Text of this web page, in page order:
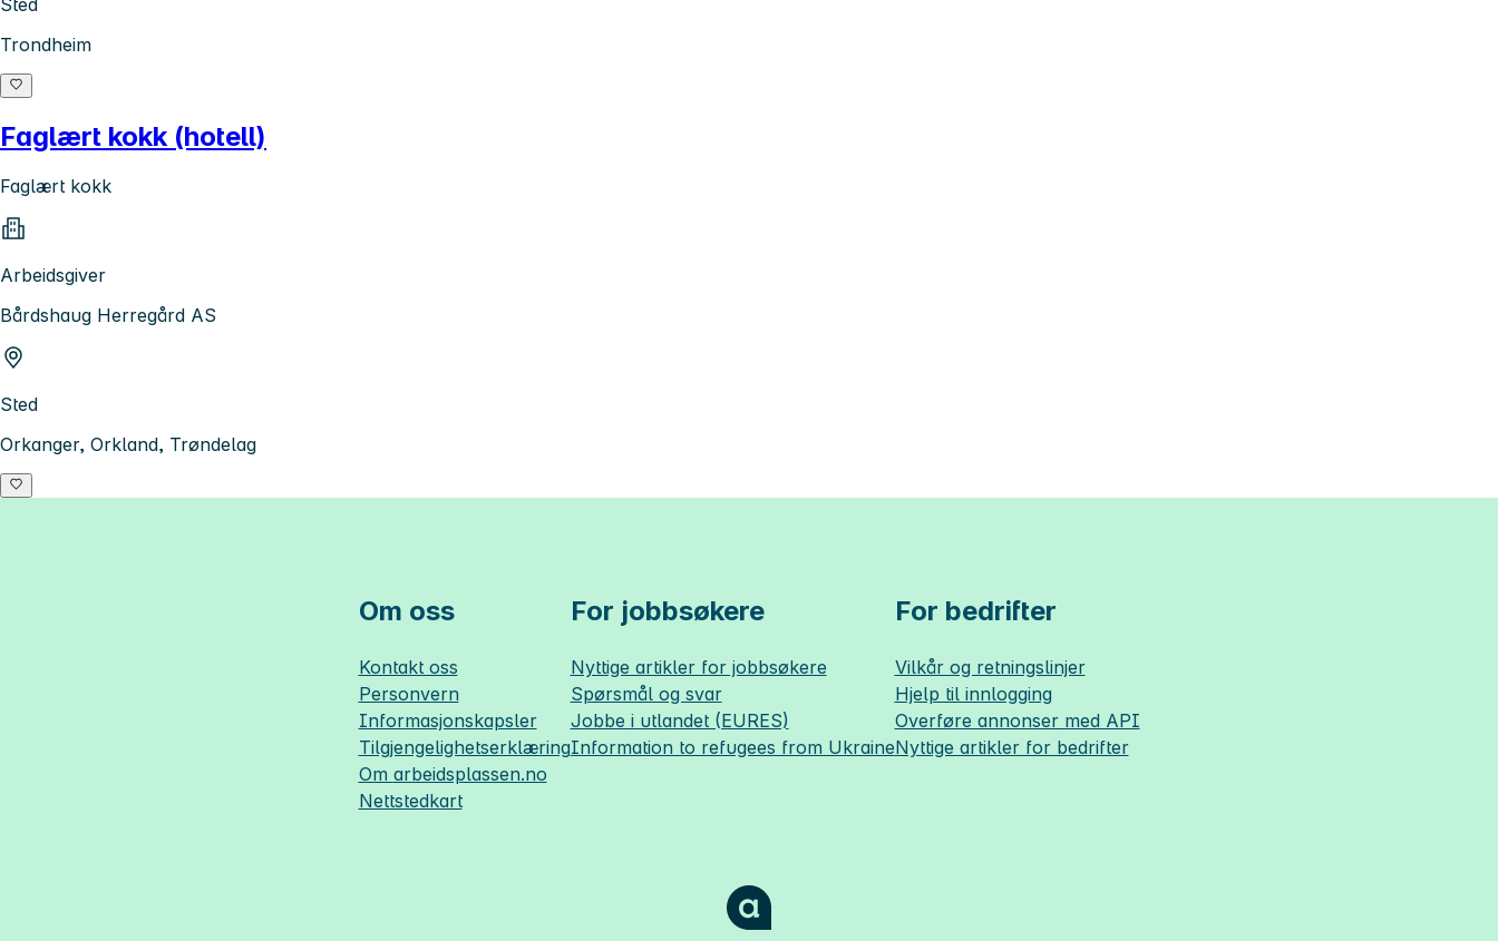
Trondheim
Faglært kokk (hotell)
Faglært kokk
Arbeidsgiver
Bårdshaug Herregård AS
Sted
Orkanger, Orkland, Trøndelag
Om oss
Kontakt oss
Personvern
Informasjonskapsler
Tilgjengelighetserklæring
Om arbeidsplassen.no
Nettstedkart
For jobbsøkere
Nyttige artikler for jobbsøkere
Spørsmål og svar
Jobbe i utlandet (EURES)
Information to refugees from Ukraine
For bedrifter
Vilkår og retningslinjer
Hjelp til innlogging
Overføre annonser med API
Nyttige artikler for bedrifter